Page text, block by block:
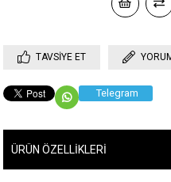
TAVSIYE ET
Telegram
ÜRÜN ÖZELLIKLERI